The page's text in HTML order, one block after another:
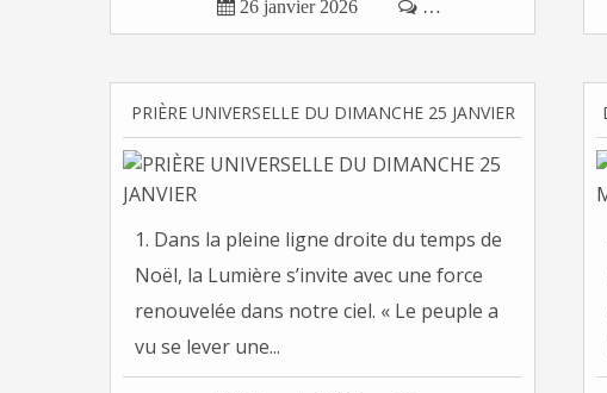
 26 janvier 2026  …
PRIÈRE UNIVERSELLE DU DIMANCHE 25 JANVIER
1. Dans la pleine ligne droite du temps de
Noël, la Lumière s’invite avec une force
renouvelée dans notre ciel. « Le peuple a
vu se lever une...